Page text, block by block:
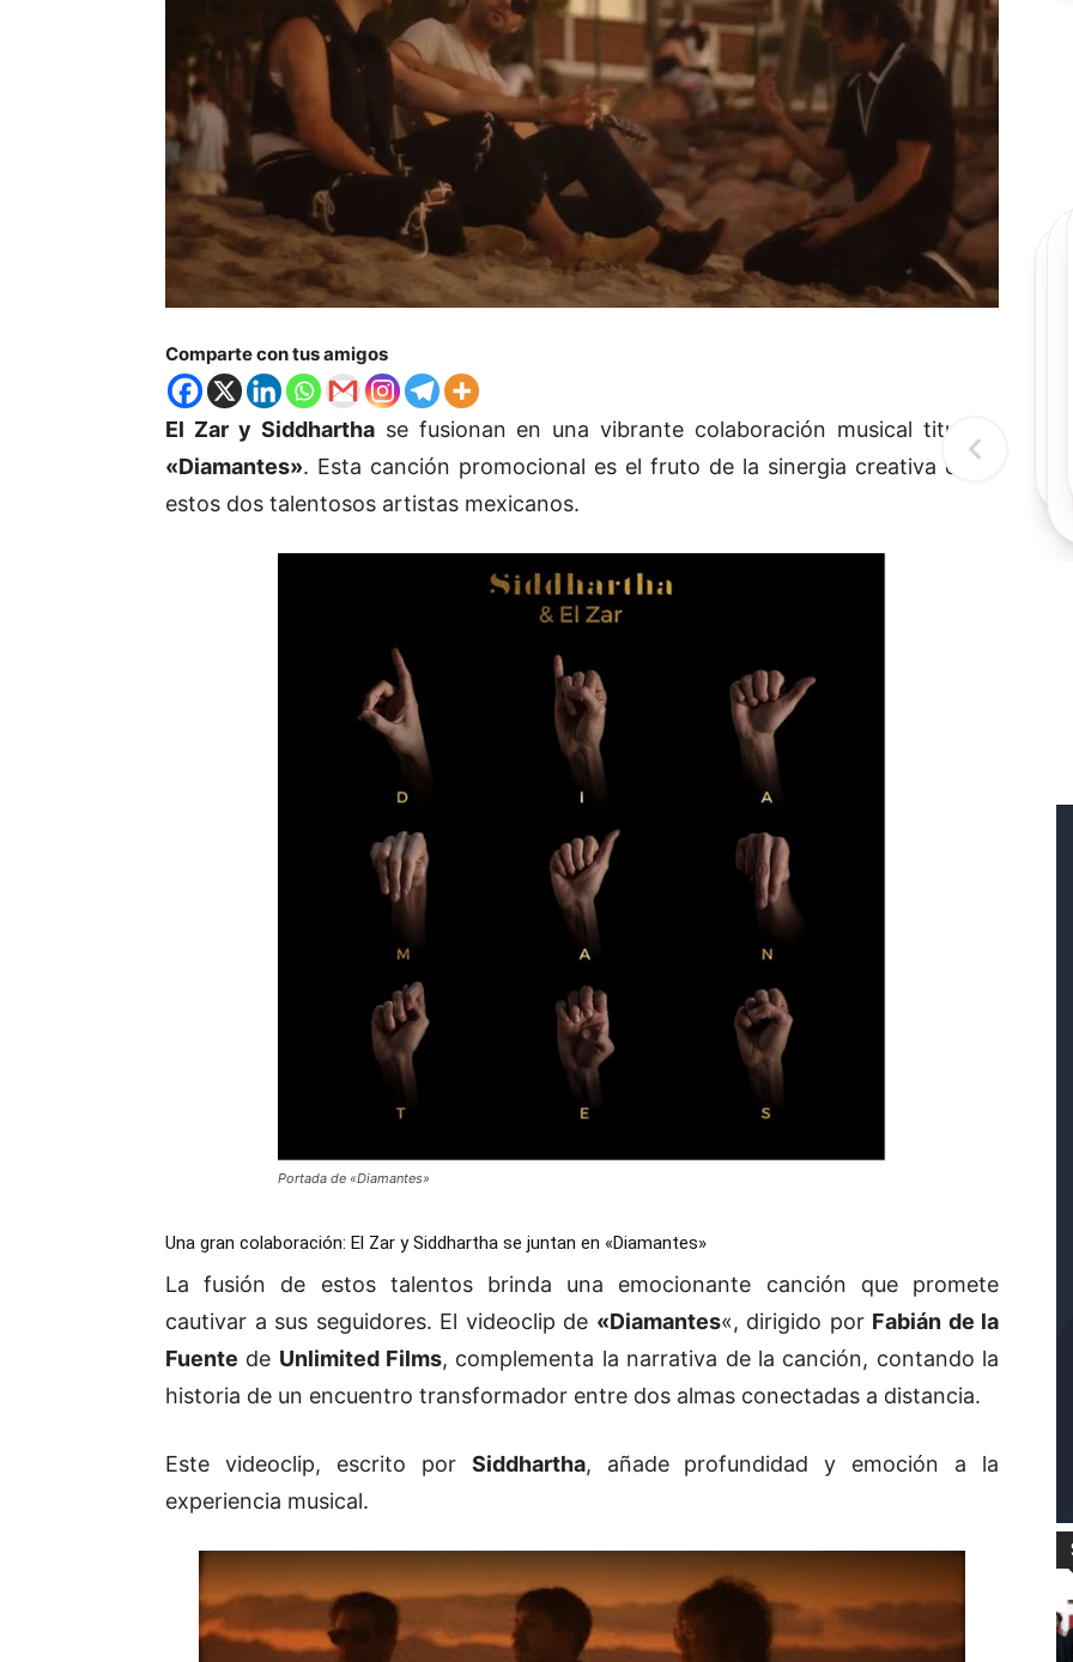
Comparte con tus amigos
El Zar y Siddharthase fusionan en una vibrante colaboración musical titulada
«Diamantes». Esta canción promocional es el fruto de la sinergia creativa entre
estos dos talentosos artistas mexicanos.
Portada de «Diamantes»
Una gran colaboración: El Zar y Siddhartha se juntan en «Diamantes»
La fusión de estos talentos brinda una emocionante canción que promete
cautivar a sus seguidores. El videoclip de «Diamantes«, dirigido por Fabián de la
Fuente de Unlimited Films, complementa la narrativa de la canción, contando la
historia de un encuentro transformador entre dos almas conectadas a distancia.
Este videoclip, escrito por Siddhartha, añade profundidad y emoción a la
experiencia musical.